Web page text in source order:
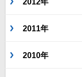
2011年
2010年